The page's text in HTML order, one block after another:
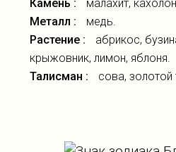
Камень :
малахит,
Металл :
медь.
Растение :
абрикос,
крыжовник, лимон, яблоня.
Талисман :
сова, золотой